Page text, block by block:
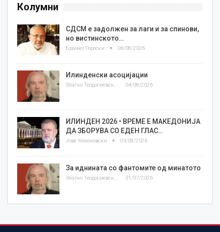
Колумни
СДСМ е задолжен за лаги и за спинови,
но вистинското…
Бранко Героски 06/08/2026
Илинденски асоцијации
Златко Теодосиевски 04/08/2026
ИЛИНДЕН 2026 • ВРЕМЕ Е МАКЕДОНИЈА
ДА ЗБОРУВА СО ЕДЕН ГЛАС…
Јове Кекеновски 03/08/2026
За иднината со фантомите од минатото
31/07/2026